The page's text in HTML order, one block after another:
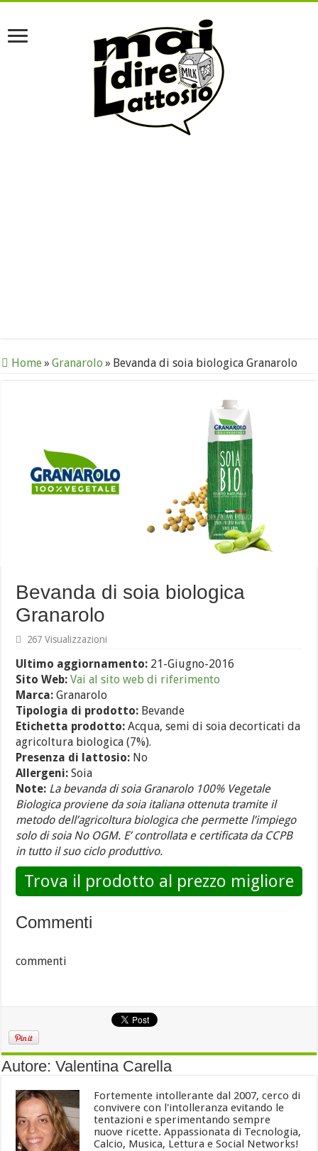
Home» Granarolo » Bevanda di soia biologica Granarolo
Bevanda di soia biologica
Granarolo
267 Visualizzazioni
Ultimo aggiornamento: 21-Giugno-2016
Sito Web: Vai al sito web di riferimento
Marca: Granarolo
Tipologia di prodotto: Bevande
Etichetta prodotto: Acqua, semi di soia decorticati da
agricoltura biologica (7%).
Presenza di lattosio: No
Allergeni: Soia
Note: La bevanda di soia Granarolo 100% Vegetale
Biologica proviene da soia italiana ottenuta tramite il
metodo dell’agricoltura biologica che permette l’impiego
solo di soia No OGM. E’ controllata e certificata da CCPB
in tutto il suo ciclo produttivo.
Trova il prodotto al prezzo migliore
Commenti
commenti
Autore: Valentina Carella
Fortemente intollerante dal 2007, cerco di
convivere con l'intolleranza evitando le
tentazioni e sperimentando sempre
nuove ricette. Appassionata di Tecnologia,
Calcio, Musica, Lettura e Social Networks!